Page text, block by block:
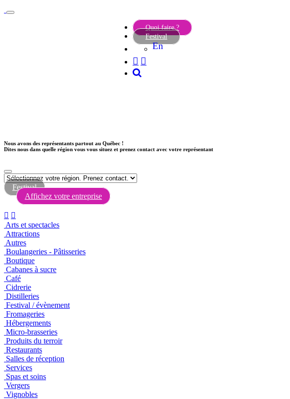
Quoi faire ?
Festival
En
Nous avons des représentants partout au Québec !
Dites nous dans quelle région vous vous situez et prenez contact avec votre représentant
Festival
Affichez votre entreprise
Arts et spectacles
Attractions
Autres
Boulangeries - Pâtisseries
Boutique
Cabanes à sucre
Café
Cidrerie
Distilleries
Festival / évènement
Fromageries
Hébergements
Micro-brasseries
Produits du terroir
Restaurants
Salles de réception
Services
Spas et soins
Vergers
Vignobles